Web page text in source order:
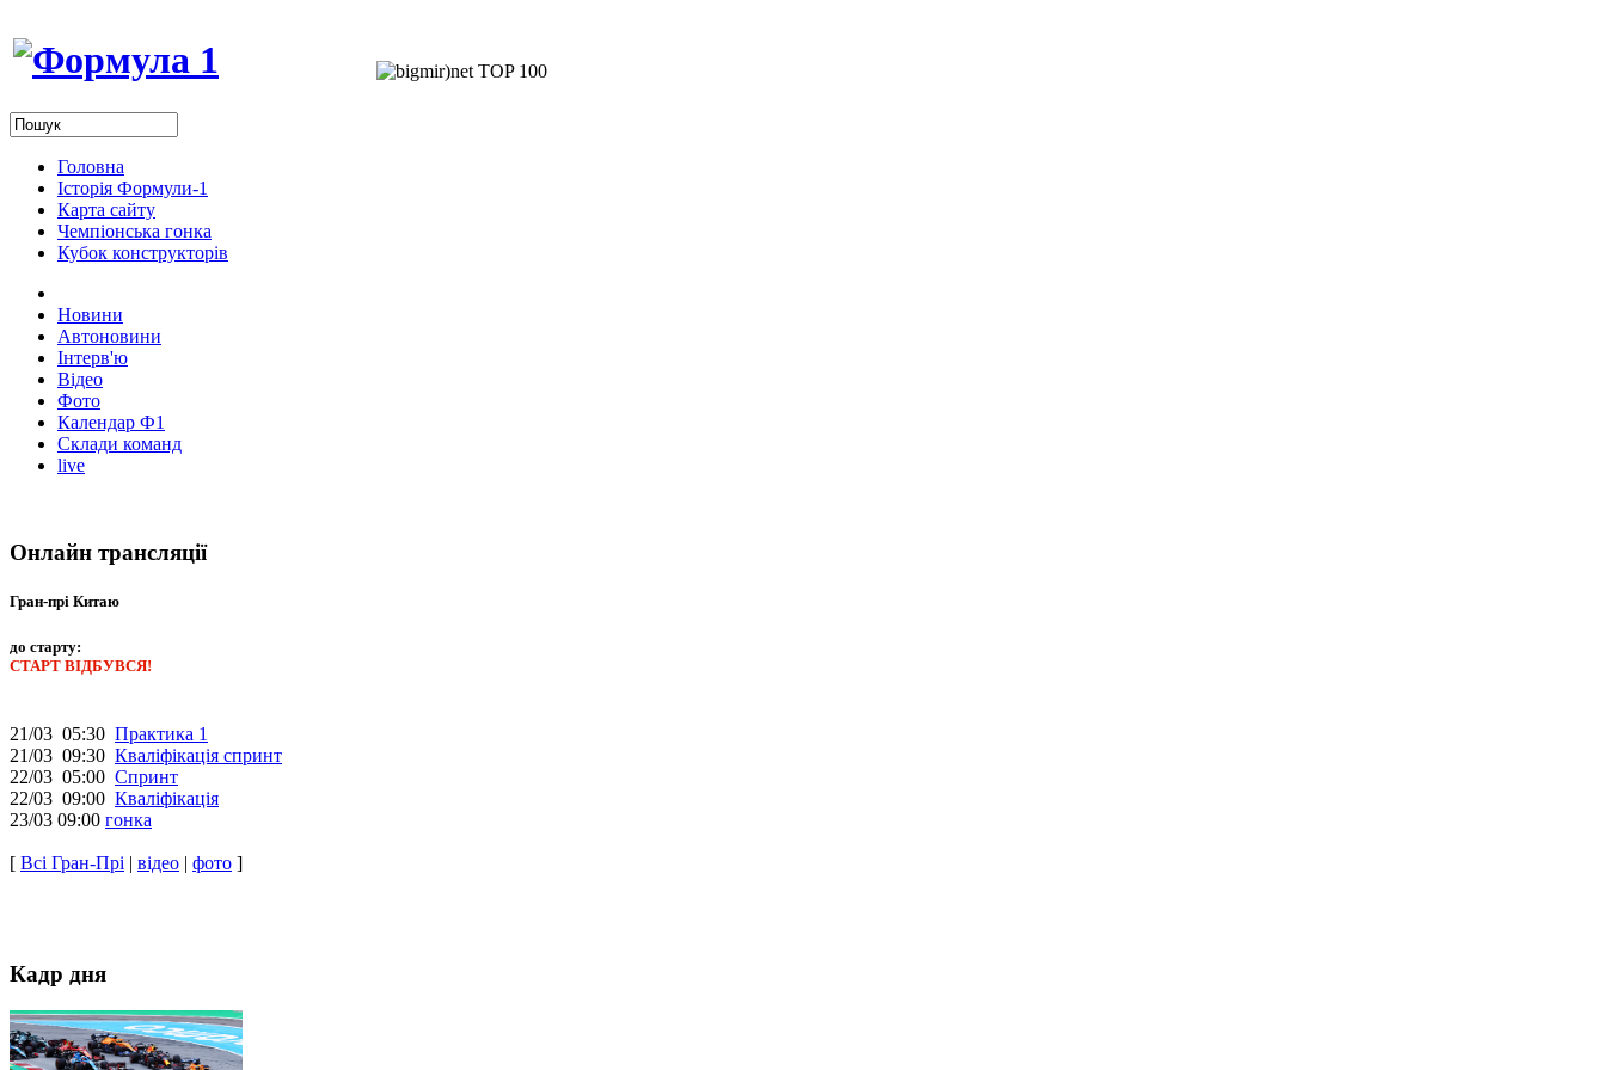
Головна
Історія Формули-1
Карта сайту
Чемпіонська гонка
Кубок конструкторів
Новини
Автоновини
Інтерв'ю
Відео
Фото
Календар Ф1
Склади команд
live
Онлайн трансляції
Гран-прі Китаю
до старту:
СТАРТ ВІДБУВСЯ!
21/03 05:30 Практика 1
21/03 09:30 Кваліфікація спринт
22/03 05:00 Спринт
22/03 09:00 Кваліфікація
23/03 09:00 гонка
[ Всі Гран-Прі | відео | фото ]
Кадр дня